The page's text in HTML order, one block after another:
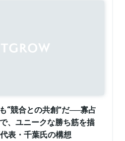
“競合との共創”だ──寡占
、ユニークな勝ち筋を描
表・千葉氏の構想